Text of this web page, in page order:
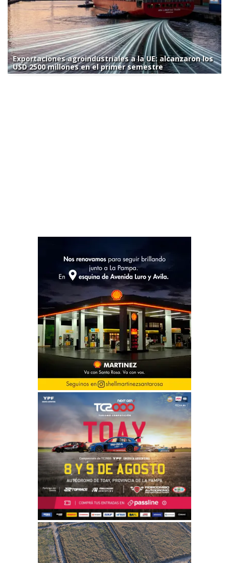
Exportaciones agroindustriales a la UE: alcanzaron los
USD 2500 millones en el primer semestre